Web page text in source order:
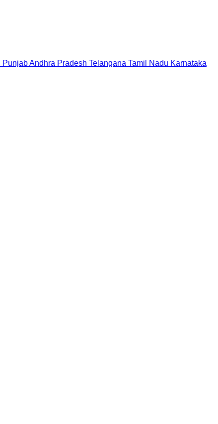
PunjabAndhra Pradesh Telangana Tamil Nadu Karnataka